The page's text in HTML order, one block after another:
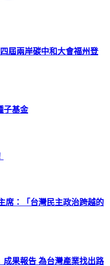
屆兩岸碳中和大會福州登
子基金
席：「台灣民主政治跨越的
成果報告 為台灣產業找出路